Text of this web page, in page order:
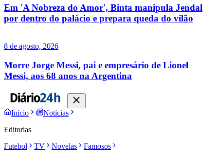
Em 'A Nobreza do Amor', Binta manipula Jendal
por dentro do palácio e prepara queda do vilão
8 de agosto, 2026
Morre Jorge Messi, pai e empresário de Lionel
Messi, aos 68 anos na Argentina
Início
Notícias
Editorias
Futebol
TV Novelas Famosos